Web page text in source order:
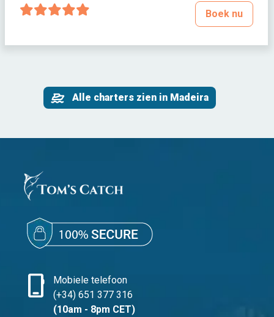
Boek nu
Alle charters zien in Madeira
phone_iphone
Mobiele telefoon
(+34) 651 377 316
(10am - 8pm CET)